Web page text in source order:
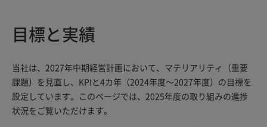
目標と実績
当社は、2027年中期経営計画において、マテリアリティ（重要
課題）を見直し、KPIと4カ年（2024年度～2027年度）の目標を
設定しています。このページでは、2025年度の取り組みの進捗
状況をご覧いただけます。